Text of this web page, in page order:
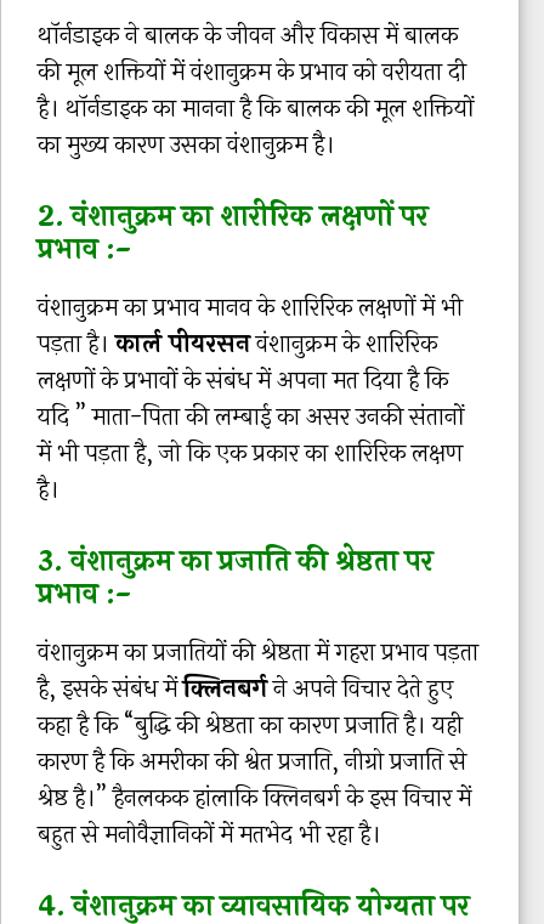
थॉर्नडाइक ने बालक के जीवन और विकास में बालक
की मूल शक्तियों में वंशानुक्रम के प्रभाव को वरीयता दी
है। थॉर्नडाइक का मानना है कि बालक की मूल शक्तियों
का मुख्य कारण उसका वंशानुक्रम है।
2. वंशानुक्रम का शारीरिक लक्षणों पर
प्रभाव :-
वंशानुक्रम का प्रभाव मानव के शारिरिक लक्षणों में भी
पड़ता है।कार्ल पीयरसनवंशानुक्रम के शारिरिक
लक्षणों के प्रभावों के संबंध में अपना मत दिया है कि
यदि ” माता-पिता की लम्बाई का असर उनकी संतानों
में भी पड़ता है, जो कि एक प्रकार का शारिरिक लक्षण
है।
3. वंशानुक्रम का प्रजाति की श्रेष्ठता पर
प्रभाव :-
वंशानुक्रम का प्रजातियों की श्रेष्ठता में गहरा प्रभाव पड़ता
है, इसके संबंध मेंक्लिनबर्गने अपने विचार देते हुए
कहा है कि “बुद्धि की श्रेष्ठता का कारण प्रजाति है। यही
कारण है कि अमरीका की श्वेत प्रजाति, नीग्रो प्रजाति से
श्रेष्ठ है।” हैनलकक हांलाकि क्लिनबर्ग के इस विचार में
बहुत से मनोवैज्ञानिकों में मतभेद भी रहा है।
4. वंशानुक्रम का व्यावसायिक योग्यता पर